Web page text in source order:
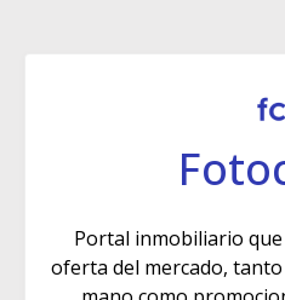
Portal inmobiliario
oferta del mercado,